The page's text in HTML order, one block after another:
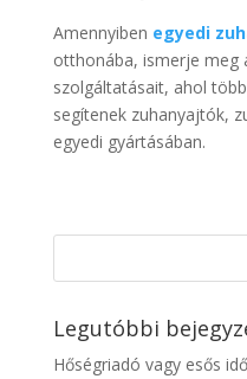
Amennyiben egyedi
otthonába, ismerje meg
szolgáltatásait, ahol
segítenek zuhanyajtók,
egyedi gyártásában.
Legutóbbi
Hőségriadó vagy esős